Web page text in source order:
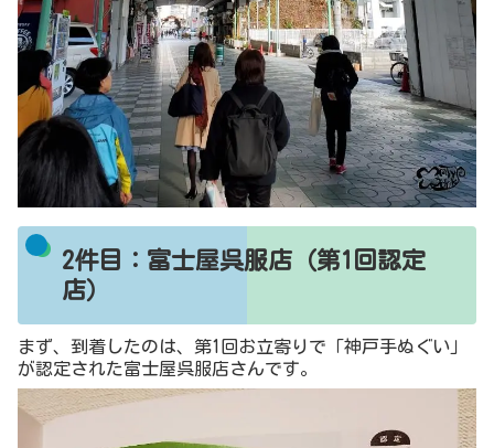
2件目：富士屋呉服店（第1回認定
店）
まず、到着したのは、第1回お立寄りで「神戸手ぬぐい」
が認定された富士屋呉服店さんです。